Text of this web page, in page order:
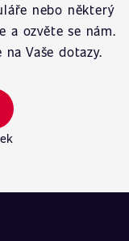
nebo některý
a ozvěte se nám.
Vaše dotazy.